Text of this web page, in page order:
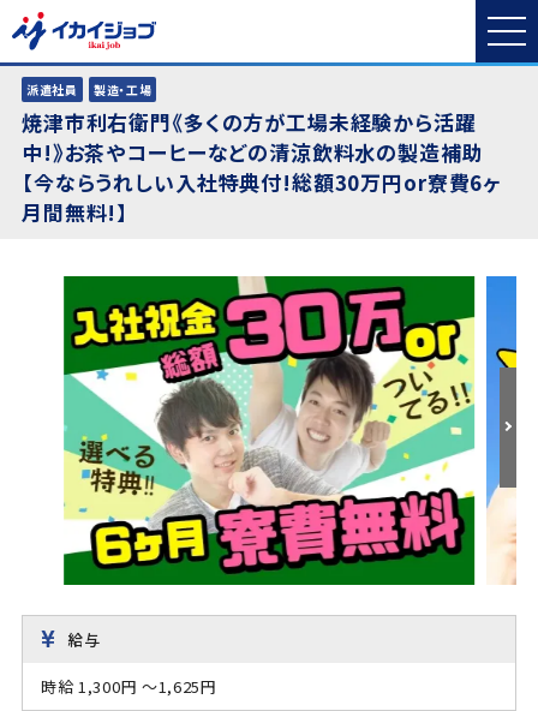
派遣社員 製造・工場
焼津市利右衛門《多くの方が工場未経験から活躍
中!》お茶やコーヒーなどの清涼飲料水の製造補助
【今ならうれしい入社特典付!総額30万円or寮費6ヶ
月間無料!】
給与
時給 1,300円 ～1,625円